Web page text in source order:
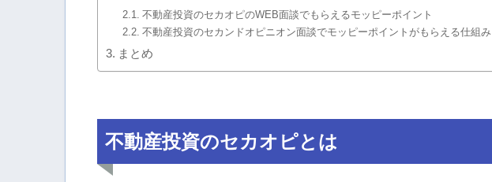
不動産投資のセカオピのWEB面談でもらえるモッピーポイント
不動産投資のセカンドオピニオン面談でモッピーポイントがもらえる仕組み
まとめ
不動産投資のセカオピとは